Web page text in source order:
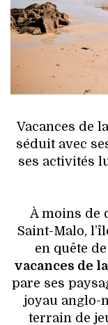
Vacances de
séduit avec
ses activités
À moins de
Saint-Malo,
en quête
vacances de
pare ses
joyau anglo-
terrain de